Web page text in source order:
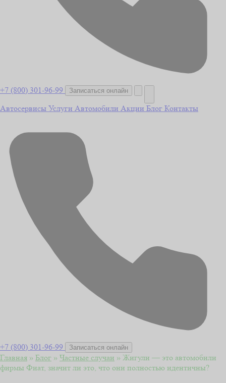
+7 (800) 301-96-99 Записаться онлайн
Автосервисы Услуги Автомобили Акции Блог Контакты
+7 (800) 301-96-99 Записаться онлайн
Главная » Блог » Частные случаи » Жигули — это автомобили
фирмы Фиат, значит ли это, что они полностью идентичны?